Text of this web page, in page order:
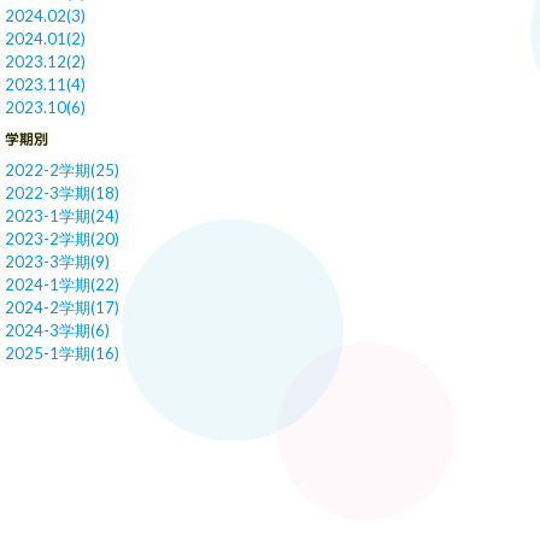
2024.02(3)
2024.01(2)
2023.12(2)
2023.11(4)
2023.10(6)
学期別
2022-2学期(25)
2022-3学期(18)
2023-1学期(24)
2023-2学期(20)
2023-3学期(9)
2024-1学期(22)
2024-2学期(17)
2024-3学期(6)
2025-1学期(16)